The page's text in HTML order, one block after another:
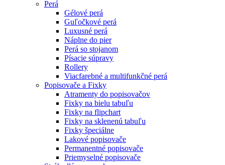
Perá
Gélové perá
Guľočkové perá
Luxusné perá
Náplne do pier
Perá so stojanom
Písacie súpravy
Rollery
Viacfarebné a multifunkčné perá
Popisovače a Fixky
Atramenty do popisovačov
Fixky na bielu tabuľu
Fixky na flipchart
Fixky na sklenenú tabuľu
Fixky špeciálne
Lakové popisovače
Permanentné popisovače
Priemyselné popisovače